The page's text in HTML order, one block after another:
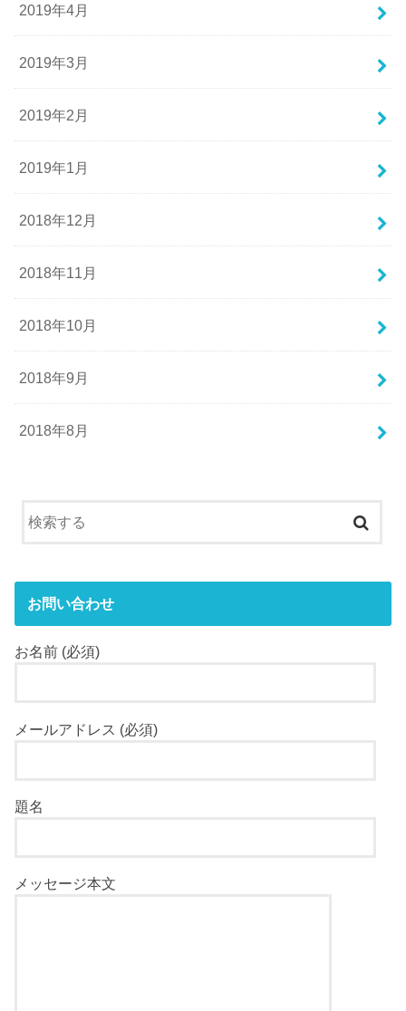
2019年4月
2019年3月
2019年2月
2019年1月
2018年12月
2018年11月
2018年10月
2018年9月
2018年8月
お問い合わせ
お名前 (必須)
メールアドレス (必須)
題名
メッセージ本文